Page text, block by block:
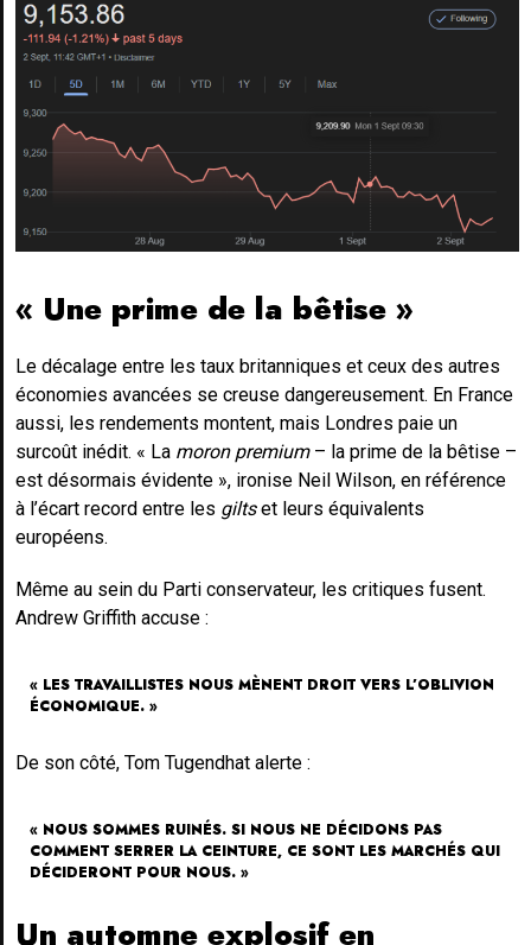
« Une prime de la bêtise »
Le décalage entre les taux britanniques et ceux des autres
économies avancées se creuse dangereusement. En France
aussi, les rendements montent, mais Londres paie un
surcoût inédit. « La moron premium– la prime de la bêtise –
est désormais évidente », ironise Neil Wilson, en référence
à l’écart record entre les giltset leurs équivalents
européens.
Même au sein du Parti conservateur, les critiques fusent.
Andrew Griffith accuse :
« LES TRAVAILLISTES NOUS MÈNENT DROIT VERS L’OBLIVION
ÉCONOMIQUE. »
De son côté, Tom Tugendhat alerte :
« NOUS SOMMES RUINÉS. SI NOUS NE DÉCIDONS PAS
COMMENT SERRER LA CEINTURE, CE SONT LES MARCHÉS QUI
DÉCIDERONT POUR NOUS. »
Un automne explosif en